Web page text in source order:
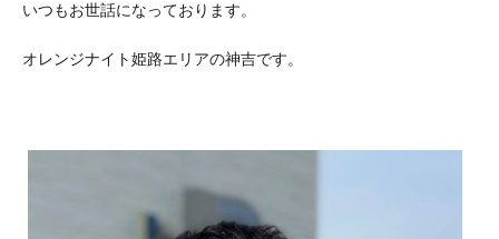
いつもお世話になっております。
オレンジナイト姫路エリアの神吉です。